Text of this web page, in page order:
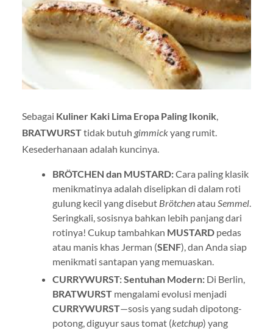
Sebagai Kuliner Kaki Lima Eropa Paling Ikonik,
BRATWURSTtidak butuh gimmickyang rumit.
Kesederhanaan adalah kuncinya.
BRÖTCHEN dan MUSTARD:Cara paling klasik
menikmatinya adalah diselipkan di dalam roti
gulung kecil yang disebut Brötchenatau Semmel.
Seringkali, sosisnya bahkan lebih panjang dari
rotinya! Cukup tambahkan MUSTARDpedas
atau manis khas Jerman (SENF), dan Anda siap
menikmati santapan yang memuaskan.
CURRYWURST: Sentuhan Modern:Di Berlin,
BRATWURSTmengalami evolusi menjadi
CURRYWURST—sosis yang sudah dipotong-
potong, diguyur saus tomat (ketchup) yang